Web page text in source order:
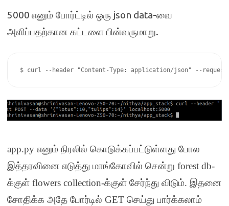
5000 எனும் போர்ட்டில் ஒரு json data-வை
அளிப்பதற்கான கட்டளை பின்வருமாறு.
$ curl --header "Content-Type: application/json" --
app.py எனும் நிரலில் கொடுக்கப்பட்டுள்ளது போல
இத்தரவினை எடுத்து மாங்கோவில் சென்று forest db-
க்குள் flowers collection-க்குள் சேர்ந்து விடும். இதனை
சோதிக்க அதே போர்டில் GET செய்து பார்க்கலாம்